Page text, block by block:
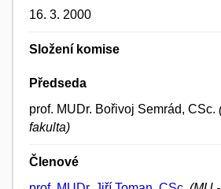
16. 3. 2000
Složení komise
Předseda
prof. MUDr. Bořivoj Semrád, CSc.
fakulta)
Členové